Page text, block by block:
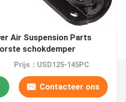
Air Suspension Parts
schokdemper
Prijs：USD125-145PC
Contacteer ons